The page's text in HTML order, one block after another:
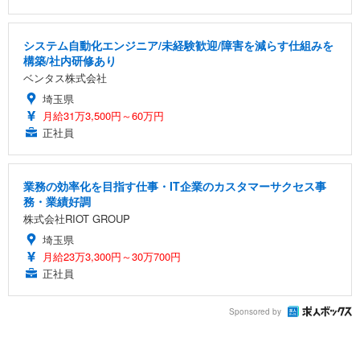
システム自動化エンジニア/未経験歓迎/障害を減らす仕組みを
構築/社内研修あり
ベンタス株式会社
埼玉県
月給31万3,500円～60万円
正社員
業務の効率化を目指す仕事・IT企業のカスタマーサクセス事
務・業績好調
株式会社RIOT GROUP
埼玉県
月給23万3,300円～30万700円
正社員
Sponsored by